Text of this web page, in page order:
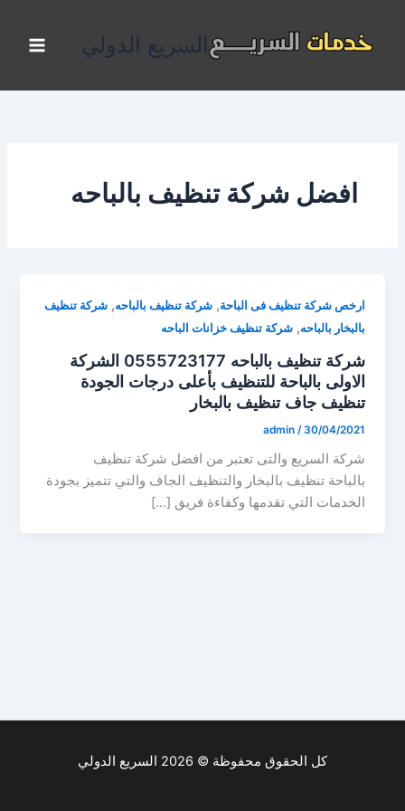
المحتوى
السريع الدولي
افضل شركة تنظيف بالباحه
ارخص شركة تنظيف فى الباحة,شركة تنظيف بالباحه,شركة تنظيف
بالبخار بالباحه,شركة تنظيف خزانات الباحه
شركة تنظيف بالباحه 0555723177 الشركة
الاولى بالباحة للتنظيف بأعلى درجات الجودة
تنظيف جاف تنظيف بالبخار
admin /30/04/2021
شركة السريع والتى تعتبر من افضل شركة تنظيف
بالباحة تنظيف بالبخار والتنظيف الجاف والتي تتميز بجودة
الخدمات التي تقدمها وكفاءة فريق […]
كل الحقوق محفوظة © 2026 السريع الدولي